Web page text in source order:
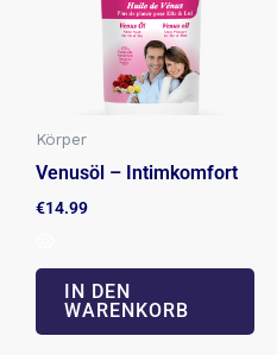
Körper
Venusöl – Intimkomfort
€14.99
IN DEN
WARENKORB